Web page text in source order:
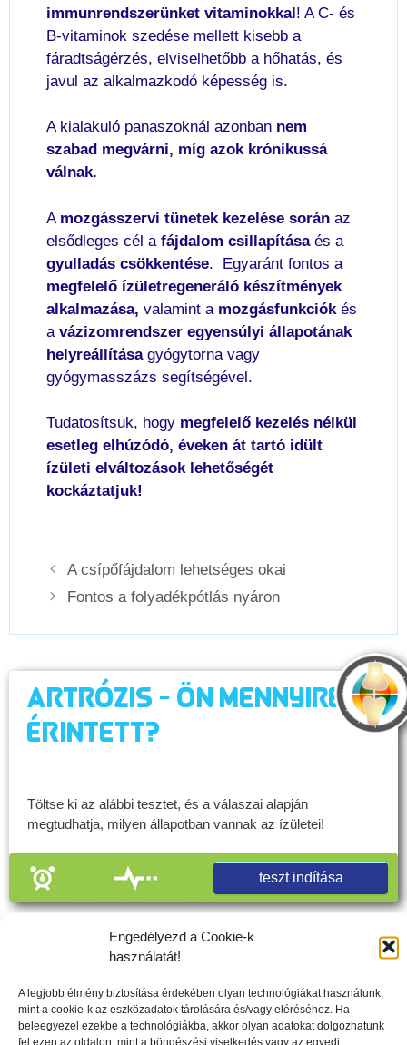
Engedélyezd a Cookie-k
használatát!
A legjobb élmény biztosítása érdekében olyan technológiákat használunk,
mint a cookie-k az eszközadatok tárolására és/vagy eléréséhez. Ha
beleegyezel ezekbe a technológiákba, akkor olyan adatokat dolgozhatunk
fel ezen az oldalon, mint a böngészési viselkedés vagy az egyedi
immunrendszerünket vitaminokkal! A C- és
B-vitaminok szedése mellett kisebb a
fáradtságérzés, elviselhetőbb a hőhatás, és
javul az alkalmazkodó képesség is.
A kialakuló panaszoknál azonban nem
szabad megvárni, míg azok krónikussá
válnak.
A mozgásszervi tünetek kezelése során az
elsődleges cél a fájdalom csillapításaés a
gyulladás csökkentése. Egyaránt fontos a
megfelelő ízületregeneráló készítmények
alkalmazása, valamint a mozgásfunkciók és
a vázizomrendszer egyensúlyi állapotának
helyreállításagyógytorna vagy
gyógymasszázs segítségével.
Tudatosítsuk, hogy megfelelő kezelés nélkül
esetleg elhúzódó, éveken át tartó idült
ízületi elváltozások lehetőségét
kockáztatjuk!
A csípőfájdalom lehetséges okai
Fontos a folyadékpótlás nyáron
Artrózis - Ön mennyire
érintett?
Töltse ki az alábbi tesztet, és a válaszai alapján
megtudhatja, milyen állapotban vannak az ízületei!
teszt indítása
Csak egy perc az egész, és a teszt eredménye
megmutatja, az ízületei fiatalabbak, avagy idősebbek a